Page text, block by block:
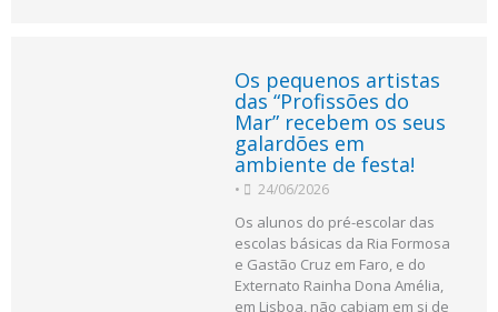
Os pequenos artistas
das “Profissões do
Mar” recebem os seus
galardões em
ambiente de festa!
• 24/06/2026
Os alunos do pré-escolar das
escolas básicas da Ria Formosa
e Gastão Cruz em Faro, e do
Externato Rainha Dona Amélia,
em Lisboa, não cabiam em si de